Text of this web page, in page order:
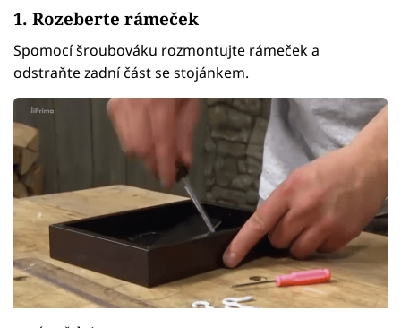
1. Rozeberte rámeček
Spomocí šroubováku rozmontujte rámeček a
odstraňte zadní část se stojánkem.